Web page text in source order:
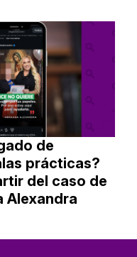
de
prácticas?
del caso de
Alexandra